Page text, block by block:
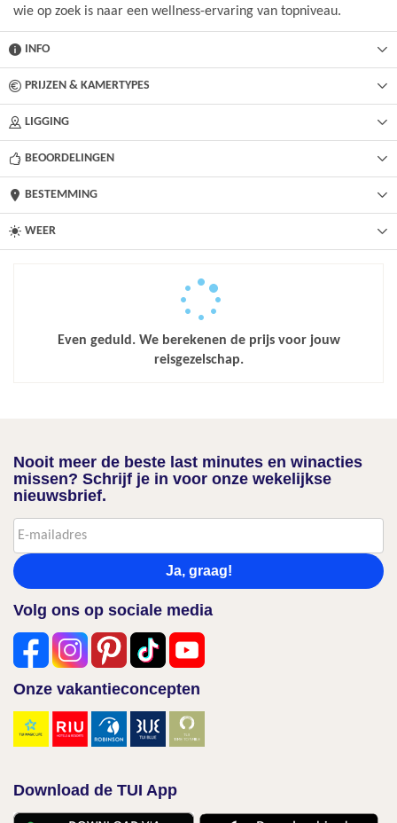
wie op zoek is naar een wellness-ervaring van topniveau.
INFO
PRIJZEN & KAMERTYPES
LIGGING
BEOORDELINGEN
BESTEMMING
WEER
Even geduld. We berekenen de prijs voor jouw
reisgezelschap.
Nooit meer de beste last minutes en winacties
missen? Schrijf je in voor onze wekelijkse
nieuwsbrief.
Ja, graag!
Volg ons op sociale media
Onze vakantieconcepten
Download de TUI App